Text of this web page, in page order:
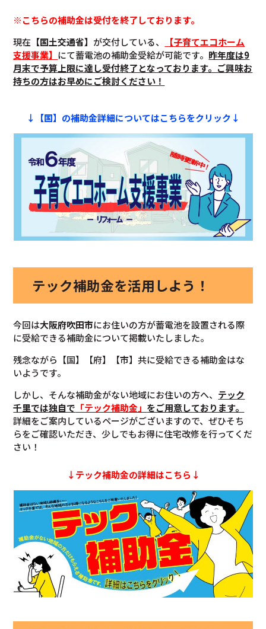
※こちらの補助金は受付を終了しております。
現在 【国土交通省】 が交付している、
【子育てエコホーム
支援事業】 にて蓄電池の補助金受給が可能です。 昨年度は9
月末で予算上限に達し受付終了となっております。ご興味お
持ちの方はお早めにご検討ください！
↓【国】の補助金詳細についてはこちらをクリック↓
テック補助金を活用しよう！
今回は大阪府吹田市にお住いの方が蓄電池を設置される際
に受給できる補助金について掲載いたしました。
残念ながら【国】【府】【市】共に受給できる補助金はな
いようです。
しかし、そんな補助金がない地域にお住いの方へ、 テック
千里では独自で 「テック補助金」 をご用意しております。
詳細をご案内しているページがございますので、ぜひそち
らをご確認いただき、少しでもお得に住宅改修を行ってくだ
さい！
↓テック補助金の詳細はこちら↓